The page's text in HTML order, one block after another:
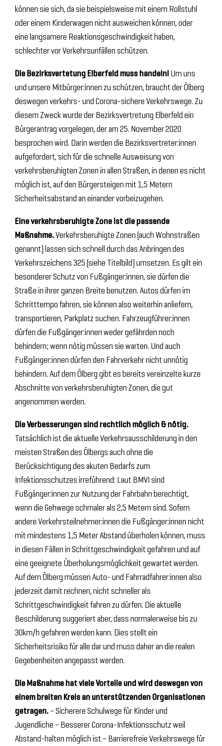
können sie sich, da sie beispielsweise mit einem Rollstuhl
oder einem Kinderwagen nicht ausweichen können, oder
eine langsamere Reaktionsgeschwindigkeit haben,
schlechter vor Verkehrsunfällen schützen.
Die Bezirksvertetung Elberfeld muss handeln!Um uns
und unsere Mitbürger:innen zu schützen, braucht der Ölberg
deswegen verkehrs- und Corona-sichere Verkehrswege. Zu
diesem Zweck wurde der Bezirksvertretung Elberfeld ein
Bürgerantrag vorgelegen, der am 25. November 2020
besprochen wird. Darin werden die Bezirksvertreter:innen
aufgefordert, sich für die schnelle Ausweisung von
verkehrsberuhigten Zonen in allen Straßen, in denen es nicht
möglich ist, auf den Bürgersteigen mit 1,5 Metern
Sicherheitsabstand an einander vorbeizugehen.
Eine verkehrsberuhigte Zone ist die passende
Maßnahme.Verkehrsberuhigte Zonen (auch Wohnstraßen
genannt) lassen sich schnell durch das Anbringen des
Verkehrszeichens 325 (siehe Titelbild) umsetzen. Es gilt ein
besonderer Schutz von Fußgänger:innen, sie dürfen die
Straße in ihrer ganzen Breite benutzen. Autos dürfen im
Schritttempo fahren, sie können also weiterhin anliefern,
transportieren, Parkplatz suchen. Fahrzeugführer:innen
dürfen die Fußgänger:innen weder gefährden noch
behindern; wenn nötig müssen sie warten. Und auch
Fußgänger:innen dürfen den Fahrverkehr nicht unnötig
behindern. Auf dem Ölberg gibt es bereits vereinzelte kurze
Abschnitte von verkehrsberuhigten Zonen, die gut
angenommen werden.
Die Verbesserungen sind rechtlich möglich & nötig.
Tatsächlich ist die aktuelle Verkehrsausschilderung in den
meisten Straßen des Ölbergs auch ohne die
Berücksichtigung des akuten Bedarfs zum
Infektionsschutzes irreführend: Laut BMVI sind
Fußgänger:innen zur Nutzung der Fahrbahn berechtigt,
wenn die Gehwege schmaler als 2,5 Metern sind. Sofern
andere Verkehrsteilnehmer:innen die Fußgänger:innen nicht
mit mindestens 1,5 Meter Abstand überholen können, muss
in diesen Fällen in Schrittgeschwindigkeit gefahren und auf
eine geeignete Überholungsmöglichkeit gewartet werden.
Auf dem Ölberg müssen Auto- und Fahrradfahrer:innen also
jederzeit damit rechnen, nicht schneller als
Schrittgeschwindigkeit fahren zu dürfen. Die aktuelle
Beschilderung suggeriert aber, dass normalerweise bis zu
30km/h gefahren werden kann. Dies stellt ein
Sicherheitsrisiko für alle dar und muss daher an die realen
Gegebenheiten angepasst werden.
Die Maßnahme hat viele Vorteile und wird deswegen von
einem breiten Kreis an unterstützenden Organisationen
getragen.– Sicherere Schulwege für Kinder und
Jugendliche – Besserer Corona-Infektionsschutz weil
Abstand-halten möglich ist – Barrierefreie Verkehrswege für